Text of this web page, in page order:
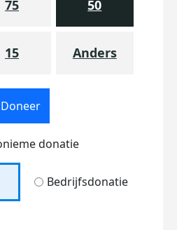
75 50
15 Anders
Doneer
donatie
Bedrijfsdonatie